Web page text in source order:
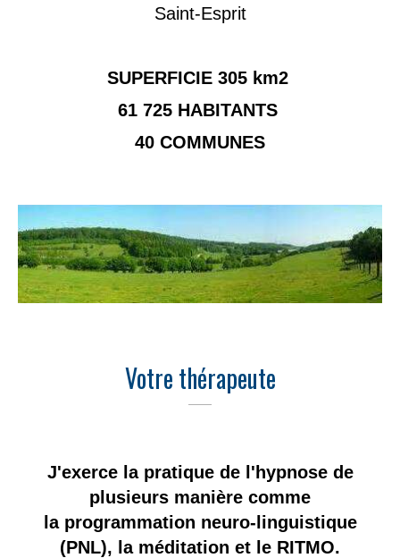
Saint-Esprit
SUPERFICIE 305 km2
61 725 HABITANTS
40 COMMUNES
Votre thérapeute
J'exerce la pratique de l'hypnose de
plusieurs manière comme
la programmation neuro-linguistique
(PNL), la méditation et le RITMO.